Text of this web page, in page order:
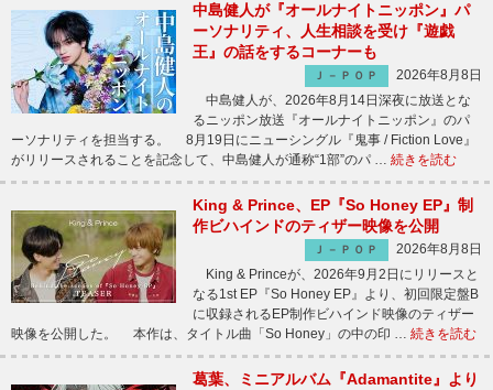
中島健人が『オールナイトニッポン』パ
ーソナリティ、人生相談を受け『遊戯
王』の話をするコーナーも
Ｊ－ＰＯＰ
2026年8月8日
中島健人が、2026年8月14日深夜に放送とな
るニッポン放送『オールナイトニッポン』のパ
ーソナリティを担当する。 8月19日にニューシングル『鬼事 / Fiction Love』
がリリースされることを記念して、中島健人が通称“1部”のパ … 続きを読む
King & Prince、EP『So Honey EP』制
作ビハインドのティザー映像を公開
Ｊ－ＰＯＰ
2026年8月8日
King & Princeが、2026年9月2日にリリースと
なる1st EP『So Honey EP』より、初回限定盤B
に収録されるEP制作ビハインド映像のティザー
映像を公開した。 本作は、タイトル曲「So Honey」の中の印 … 続きを読む
葛葉、ミニアルバム『Adamantite』より